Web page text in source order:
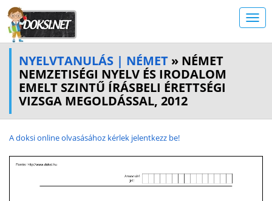
NYELVTANULÁS | NÉMET » NÉMET
NEMZETISÉGI NYELV ÉS IRODALOM
EMELT SZINTŰ ÍRÁSBELI ÉRETTSÉGI
VIZSGA MEGOLDÁSSAL, 2012
A doksi online olvasásához kérlek jelentkezz be!